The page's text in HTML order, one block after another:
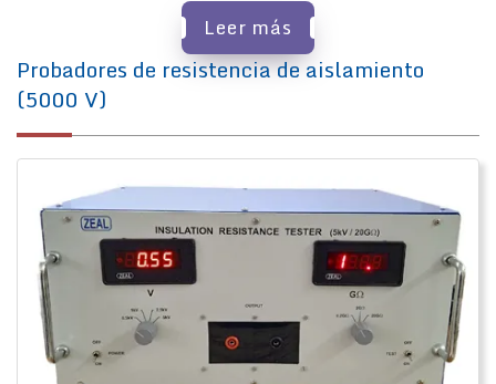
Leer más
Probadores de resistencia de aislamiento
(5000 V)